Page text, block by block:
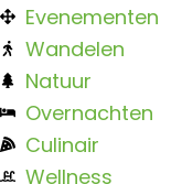
Evenementen
Wandelen
Natuur
Overnachten
Culinair
Wellness